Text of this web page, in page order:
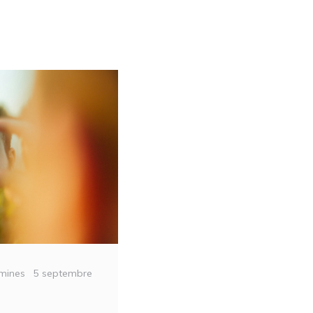
Posted
5 septembre